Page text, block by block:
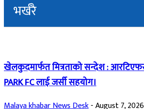
भर्खरै
खेलकुदमार्फत मित्रताको सन्देश :
PARK FC लाई जर्सी सहयोग।
Malaya khabar News Desk-August 7, 2026